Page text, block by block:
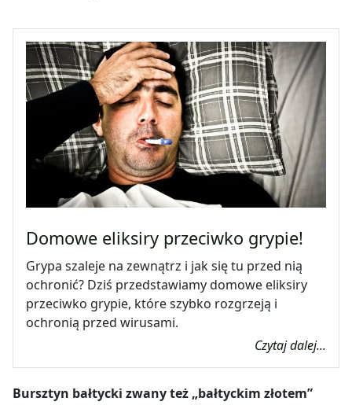
Domowe eliksiry przeciwko grypie!
Grypa szaleje na zewnątrz i jak się tu przed nią
ochronić? Dziś przedstawiamy domowe eliksiry
przeciwko grypie, które szybko rozgrzeją i
ochronią przed wirusami.
Czytaj dalej...
Bursztyn bałtycki zwany też „bałtyckim złotem”